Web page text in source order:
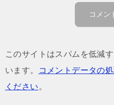
このサイトはスパムを低減
います。
コメントデータの
ください 。